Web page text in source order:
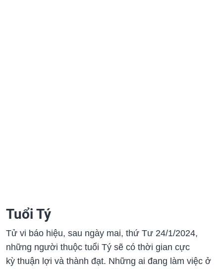
Tuổi Tý
Tử vi báo hiệu, sau ngày mai, thứ Tư 24/1/2024,
những người thuộc tuổi Tý sẽ có thời gian cực
kỳ thuận lợi và thành đạt. Những ai đang làm việc ở